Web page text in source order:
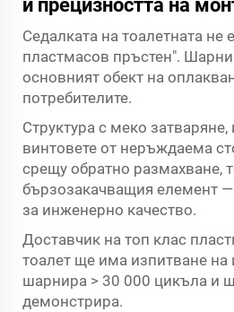
и прецизността на
Седалката на тоалетната не
пластмасов пръстен".
основният обект на
потребителите.
Структура с меко
винтовете от неръждаема
срещу обратно размахване,
бързозакачващия елемент —
за инженерно качество.
Доставчик на топ клас
тоалет ще има изпитване
шарнира > 30 000 цикъла и
демонстрира.